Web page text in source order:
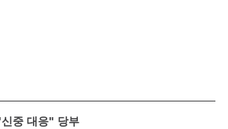
중 대응" 당부